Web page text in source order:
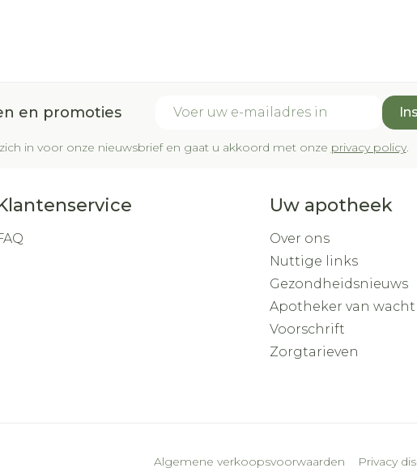
en promoties
in voor onze nieuwsbrief en gaat u akkoord met onze privacy policy.
Uw apotheek
Over ons
Nuttige links
Gezondheidsnieuws
Apotheker van wacht
Voorschrift
Zorgtarieven
Algemene verkoopsvoorwaarden Privacy